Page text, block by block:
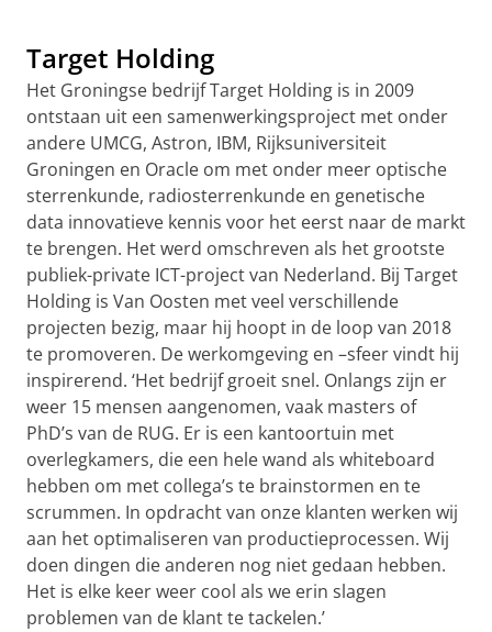
Target Holding
Het Groningse bedrijf Target Holding is in 2009
ontstaan uit een samenwerkingsproject met onder
andere UMCG, Astron, IBM, Rijksuniversiteit
Groningen en Oracle om met onder meer optische
sterrenkunde, radiosterrenkunde en genetische
data innovatieve kennis voor het eerst naar de markt
te brengen. Het werd omschreven als het grootste
publiek-private ICT-project van Nederland. Bij Target
Holding is Van Oosten met veel verschillende
projecten bezig, maar hij hoopt in de loop van 2018
te promoveren. De werkomgeving en –sfeer vindt hij
inspirerend. ‘Het bedrijf groeit snel. Onlangs zijn er
weer 15 mensen aangenomen, vaak masters of
PhD’s van de RUG. Er is een kantoortuin met
overlegkamers, die een hele wand als whiteboard
hebben om met collega’s te brainstormen en te
scrummen. In opdracht van onze klanten werken wij
aan het optimaliseren van productieprocessen. Wij
doen dingen die anderen nog niet gedaan hebben.
Het is elke keer weer cool als we erin slagen
problemen van de klant te tackelen.’